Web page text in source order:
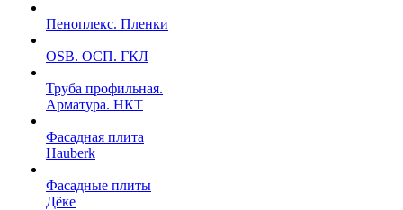
Пеноплекс. Пленки
OSB. ОСП. ГКЛ
Труба профильная.
Арматура. НКТ
Фасадная плита
Hauberk
Фасадные плиты
Дёке